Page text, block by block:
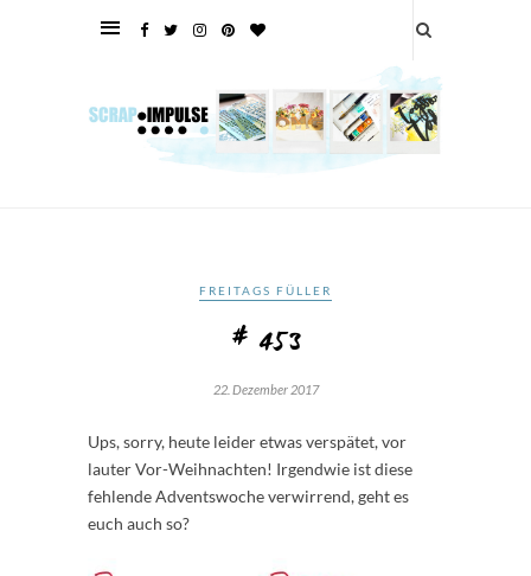
FREITAGS FÜLLER
# 453
22. Dezember 2017
Ups, sorry, heute leider etwas verspätet, vor
lauter Vor-Weihnachten! Irgendwie ist diese
fehlende Adventswoche verwirrend, geht es
euch auch so?